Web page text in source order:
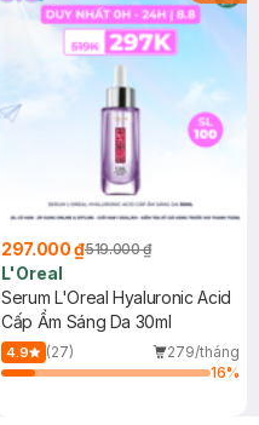
297.000 ₫519.000 ₫
L'Oreal
Serum L'Oreal Hyaluronic Acid
Cấp Ẩm Sáng Da 30ml
4.9 (27)
279/tháng
16%